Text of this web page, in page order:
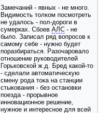
Замечаний - явных - не много.
Видимость толком посмотреть
не удалось - пол-дороги в
сумерках. Сбоев АЛС - не
было. Записал ряд вопросов к
самому себе - нужно будет
поразбираться. Разочаровало
отношение руководителей
Горьковской ж.д. Бред какой-то
- сделали автоматическую
смену рода тока на станции
стыкования - без остановки
поезда - прорывное
инновационное решение,
нужное и интересное для всей